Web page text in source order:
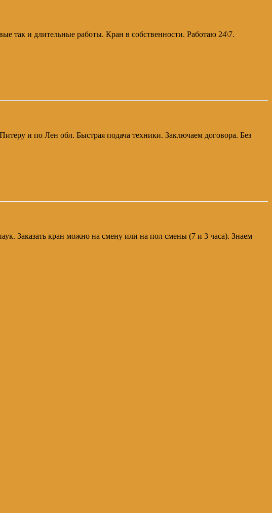
так и длительные работы. Кран в собственности. Работаю 24\7.
и по Лен обл. Быстрая подача техники. Заключаем договора. Без
Заказать кран можно на смену или на пол смены (7 и 3 часа). Знаем